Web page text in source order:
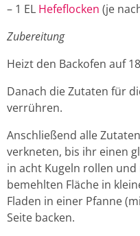
– 1 EL Hefeflocken (je
Zubereitung
Heizt den Backofen auf
Danach die Zutaten für
verrühren.
Anschließend alle
verkneten, bis ihr einen
in acht Kugeln rollen
bemehlten Fläche in
Fladen in einer Pfanne
Seite backen.